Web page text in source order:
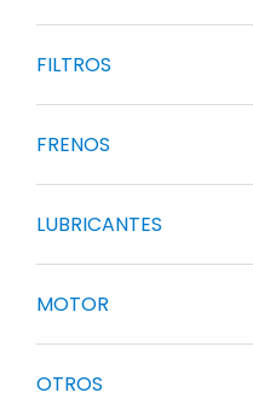
FILTROS
FRENOS
LUBRICANTES
MOTOR
OTROS